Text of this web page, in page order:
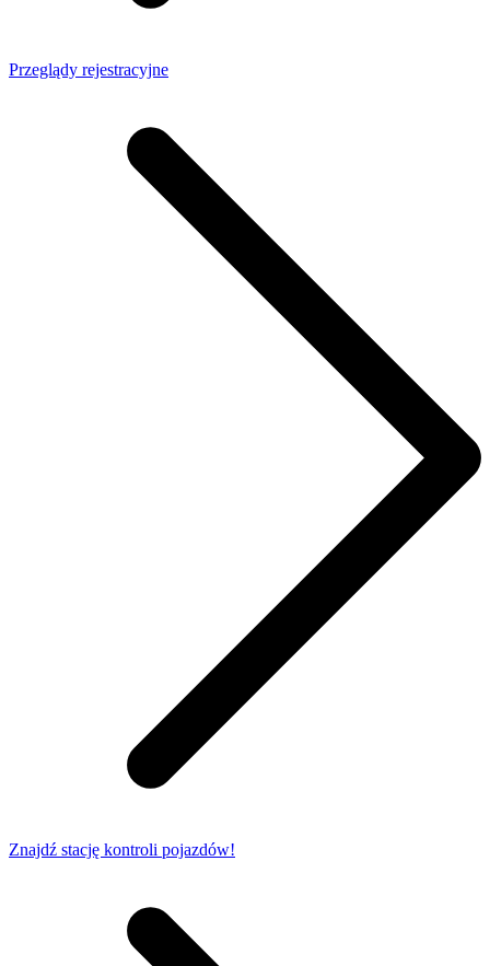
Przeglądy rejestracyjne
Znajdź stację kontroli pojazdów!